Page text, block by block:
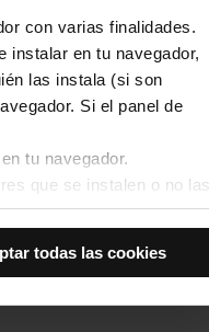
con varias finalidades.
instalar en tu navegador,
las instala (si son
Si el panel de
tu navegador.
que se instalen o no las
cookies de
todas las cookies